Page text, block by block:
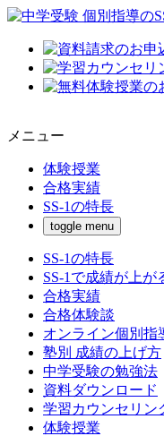
メニュー
体験授業
合格実績
SS-1の特長
toggle menu
SS-1の特長
SS-1で成績が上が
合格実績
合格体験談
オンライン個別指
塾別 成績の上げ方
中学受験の勉強法
資料ダウンロード
学習カウンセリン
体験授業